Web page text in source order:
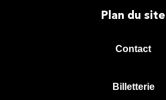
Plan du site
Contact
Billetterie